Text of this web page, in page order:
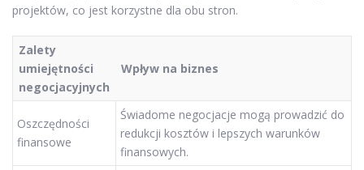
projektów, co jest korzystne dla obu stron.
Zalety
umiejętności
negocjacyjnych
Wpływ na biznes
Oszczędności
finansowe
Świadome negocjacje mogą prowadzić do
redukcji kosztów i lepszych warunków
finansowych.